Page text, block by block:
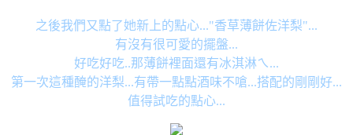
之後我們又點了她新上的點心..."香草薄餅佐洋梨"...
有沒有很可愛的擺盤...
好吃好吃..那薄餅裡面還有冰淇淋ㄟ...
第一次這種醃的洋梨...有帶一點點酒味不嗆...搭配的剛剛好...
值得試吃的點心...